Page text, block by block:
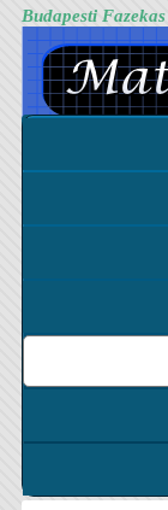
Budapesti